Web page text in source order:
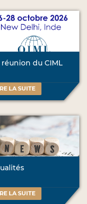
réunion du CIML
LA SUITE
LA SUITE